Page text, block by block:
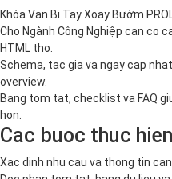
Khóa Van Bi Tay Xoay Bướm
Cho Ngành Công Nghiệp can co
HTML tho.
Schema, tac gia va ngay cap
overview.
Bang tom tat, checklist va FAQ
hon.
Cac buoc thuc hien
Xac dinh nhu cau va thong tin